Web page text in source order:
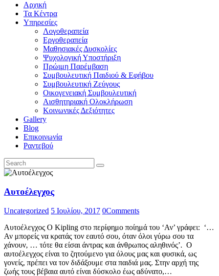
Αρχική
Τα Κέντρα
Υπηρεσίες
Λογοθεραπεία
Εργοθεραπεία
Μαθησιακές Δυσκολίες
Ψυχολογική Υποστήριξη
Πρώιμη Παρέμβαση
Συμβουλευτική Παιδιού & Εφήβου
Συμβουλευτική Ζεύγους
Οικογενειακή Συμβουλευτική
Αισθητηριακή Ολοκλήρωση
Κοινωνικές Δεξιότητες
Gallery
Blog
Επικοινωνία
Ραντεβού
Αυτοέλεγχος
Uncategorized 5 Ιουλίου, 2017 0Comments
Αυτοέλεγχος Ο Kipling στο περίφημο ποίημά του ‘Αν’ γράφει: ‘…
Αν μπορείς να κρατάς τον εαυτό σου, όταν όλοι γύρω σου τα
χάνουν, … τότε θα είσαι άντρας και άνθρωπος αληθινός’. Ο
αυτοέλεγχος είναι το ζητούμενο για όλους μας και φυσικά, ως
γονείς, πρέπει να τον διδάξουμε στα παιδιά μας. Στην αρχή της
ζωής τους βέβαια αυτό είναι δύσκολο έως αδύνατο,…